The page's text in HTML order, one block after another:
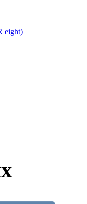
eight)